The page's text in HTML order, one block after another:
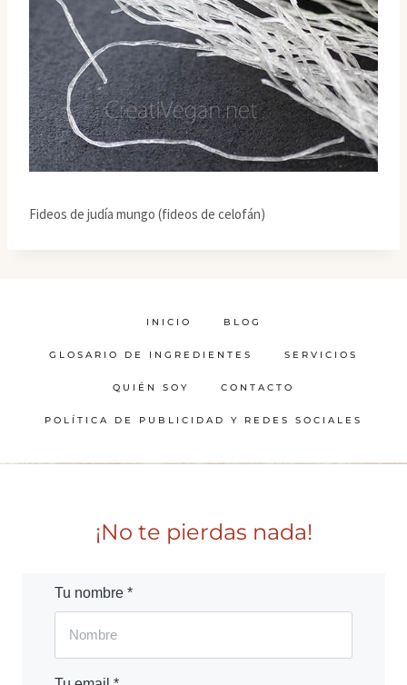
Fideos de judía mungo (fideos de celofán)
INICIO BLOG
GLOSARIO DE INGREDIENTES SERVICIOS
QUIÉN SOY CONTACTO
POLÍTICA DE PUBLICIDAD Y REDES SOCIALES
¡No te pierdas nada!
Tu nombre *